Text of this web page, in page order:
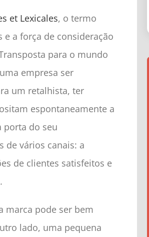
et Lexicales, o termo
a força de consideração
para o mundo
empresa ser
um retalhista, ter
espontaneamente a
porta do seu
de vários canais: a
de clientes satisfeitos e
marca pode ser bem
lado, uma pequena